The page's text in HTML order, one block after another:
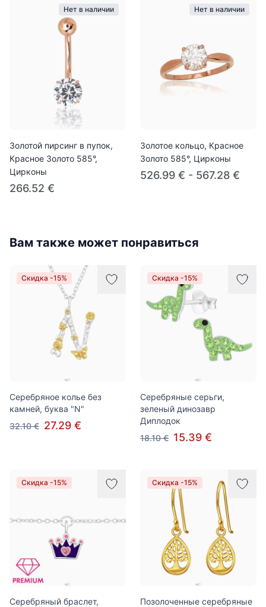
Нет в наличии
Золотой пирсинг в пупок,
Красное Золото 585°,
Цирконы
266.52 €
Нет в наличии
Золотое кольцо, Красное
Золото 585°, Цирконы
526.99 € - 567.28 €
Вам также может понравиться
Скидка -15%
Серебряное колье без
камней, буква "N"
32.10 € 27.29 €
Скидка -15%
Серебряные серьги,
зеленый динозавр
Диплодок
18.10 € 15.39 €
Скидка -15%
Серебряный браслет,
Скидка -15%
Позолоченные серебряные